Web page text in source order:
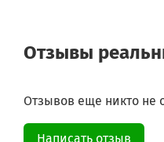
NTS 10 (RE)
"Ti Shape 10 OR
Отзывы
Отзывов еще никто не
Написать отзыв